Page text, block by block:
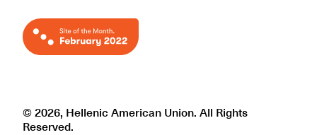
© 2026, Hellenic American Union. All Rights
Reserved.